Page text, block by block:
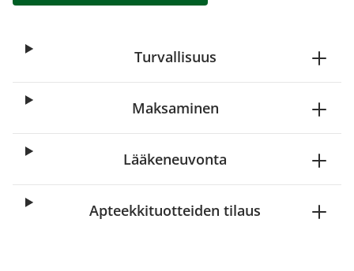
Turvallisuus
Maksaminen
Lääkeneuvonta
Apteekkituotteiden tilaus